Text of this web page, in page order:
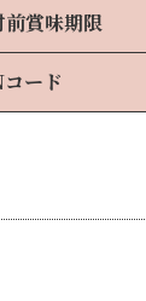
前賞味期限
ード